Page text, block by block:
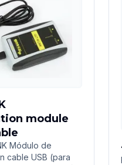
module
Módulo de
cable USB (para